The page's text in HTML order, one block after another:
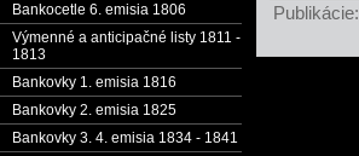
Bankocetle 6. emisia 1806
Výmenné a anticipačné listy 1811 -
1813
Bankovky 1. emisia 1816
Bankovky 2. emisia 1825
Bankovky 3. 4. emisia 1834 - 1841
Publikácie: